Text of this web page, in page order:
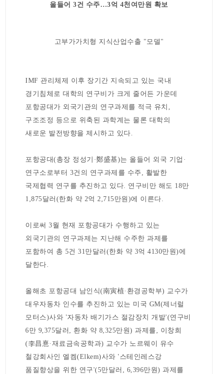
올들어 3건 수주…3억 4천여만원 확보
고부가가치형 지식산업수출 "모델"
IMF 관리체제 이후 장기간 지속되고 있는 국내
경기침체로 대학의 연구비가 크게 줄어든 가운데
포항공대가 외국기관의 연구과제를 적극 유치,
구조조정 등으로 위축된 과학계는 물론 대학의
새로운 발전방향을 제시하고 있다.
포항공대(총장 정성기·鄭盛基)는 올들어 외국 기업·
연구소로부터 3건의 연구과제를 수주, 활발한
국제협력 연구를 추진하고 있다. 연구비만 해도 18만
1,875달러(한화 약 2억 2,715만원)에 이른다.
이로써 3월 현재 포항공대가 수행하고 있는
외국기관의 연구과제는 지난해 수주한 과제를
포함하여 총 5건 31만달러(한화 약 3억 4130만원)에
달한다.
올해초 포항공대 남인식(南寅植·환경공학부) 교수가
대우자동차 인수를 추진하고 있는 미국 GM(제너럴
모터스)사와 '자동차 배기가스 절감장치 개발'(연구비
6만 9,375달러, 환화 약 8,325만원) 과제를, 이창희
(李昌憙·재료금속공학과) 교수가 노르웨이 유수
철강회사인 엘켐(Elkem)사와 '스테인레스강
품질향상을 위한 연구'(5만달러, 6,396만원) 과제를